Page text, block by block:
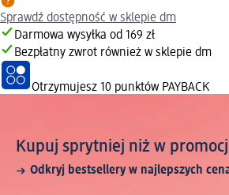
Sprawdź dostępność w sklepie dm
Darmowa wysyłka od 169 zł
Bezpłatny zwrot również w sklepie dm
Otrzymujesz 10 punktów PAYBACK
Kupuj sprytniej niż w
Odkryj bestsellery w najlepszych